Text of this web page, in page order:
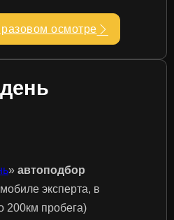
осмотре
» автоподбор
эксперта, в
200км пробега)